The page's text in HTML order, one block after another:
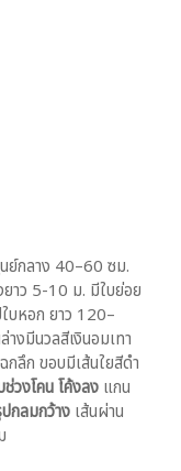
ย์กลาง 40–60 ซม.
ยาว 5-10 ม. มีใบย่อย
บหอก ยาว 120–
งมีนวลสีเงินอมเทา
ลึก ขอบมีเส้นใยสีดำ
วงโคนโค้งลง แกน
กลมกว้าง เส้นผ่าน